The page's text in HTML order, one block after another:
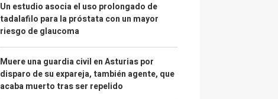
Un estudio asocia el uso prolongado de
tadalafilo para la próstata con un mayor
riesgo de glaucoma
Muere una guardia civil en Asturias por
disparo de su expareja, también agente, que
acaba muerto tras ser repelido